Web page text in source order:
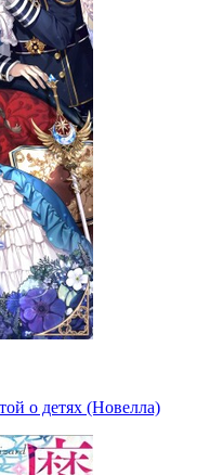
о детях (Новелла)